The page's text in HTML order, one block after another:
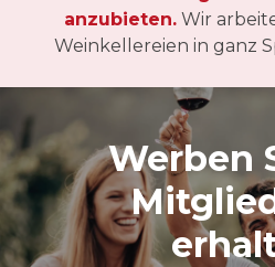
anzubieten. Wir
Weinkellereien in ganz
Werben